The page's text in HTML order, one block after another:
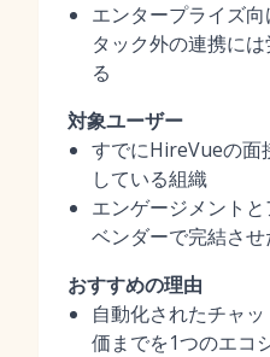
エンタープライズ
タック外の連携に
る
対象ユーザー
すでにHireVueの面
している組織
エンゲージメント
ベンダーで完結さ
おすすめの理由
自動化されたチャ
価までを1つのエコ